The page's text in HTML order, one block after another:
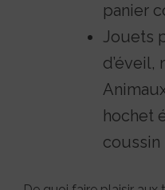
panier
Jouets
d’éveil,
hochet
coussin